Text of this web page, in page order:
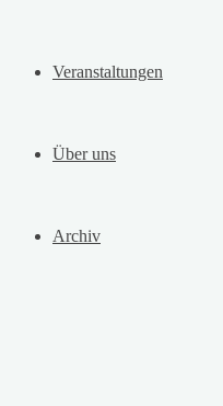
Veranstaltungen
Über uns
Archiv